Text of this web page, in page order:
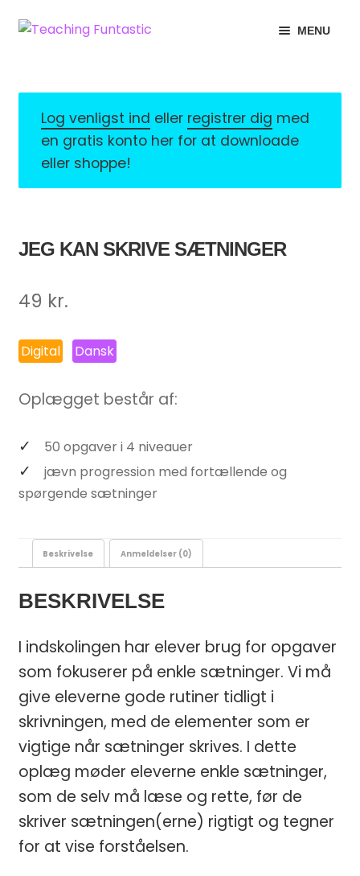
Spring
Spring
MENU
CHILD
MENU
GRATISMATERIALE
BUTIK
CHILD
Log venligst ind eller registrer dig med
en gratis konto her for at downloade
eller shoppe!
JEG KAN SKRIVE SÆTNINGER
49 kr.
Digital Dansk
Oplægget består af:
50 opgaver i 4 niveauer
jævn progression med fortællende og
spørgende sætninger
Beskrivelse Anmeldelser (0)
BESKRIVELSE
I indskolingen har elever brug for opgaver
som fokuserer på enkle sætninger. Vi må
give eleverne gode rutiner tidligt i
skrivningen, med de elementer som er
vigtige når sætninger skrives. I dette
oplæg møder eleverne enkle sætninger,
som de selv må læse og rette, før de
skriver sætningen(erne) rigtigt og tegner
for at vise forståelsen.